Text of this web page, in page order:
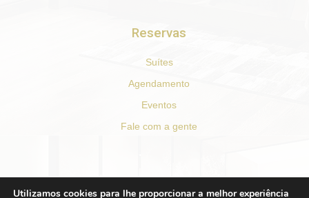
Reservas
Suítes
Agendamento
Eventos
Fale com a gente
Utilizamos cookies para lhe proporcionar a melhor experiência